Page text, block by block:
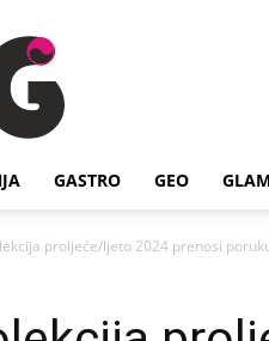
G
Točka
GASTRO GEO GLAM
proljeće/ljeto 2024 prenosi